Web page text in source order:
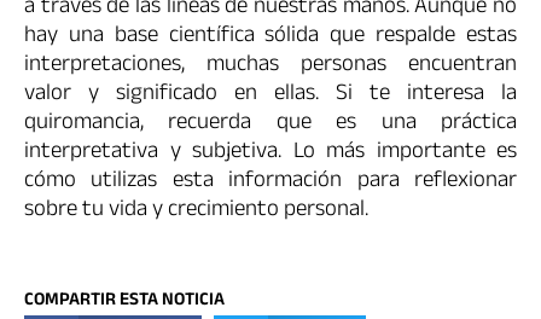
a través de las líneas de nuestras manos. Aunque no
hay una base científica sólida que respalde estas
interpretaciones, muchas personas encuentran
valor y significado en ellas. Si te interesa la
quiromancia, recuerda que es una práctica
interpretativa y subjetiva. Lo más importante es
cómo utilizas esta información para reflexionar
sobre tu vida y crecimiento personal.
COMPARTIR ESTA NOTICIA